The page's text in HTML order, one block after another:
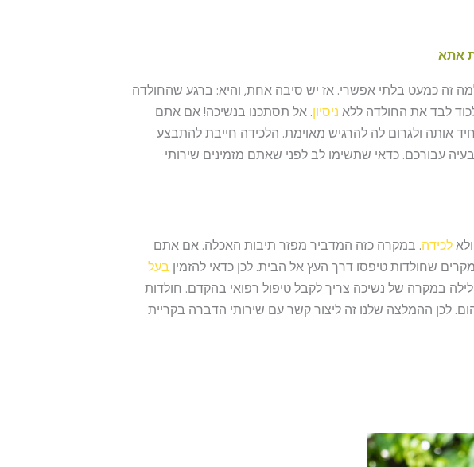
אתא
זה כמעט בלתי אפשרי. אז יש סיבה אחת, והיא: ברגע שהחולדה
לבד את החולדה ללא ניסיון. אל תסתכנו בנשיכה! אם אתם
אותה ולגרום לה להרגיש מאוימת. הלכידה חייבת להתבצע
עבורכם. כדאי שתשימו לב לפני שאתם מזמינים שירותי
ולאלכידה. במקרה כזה המדביר מפזר תיבות האכלה. אם אתם
שחולדות טיפסו דרך העץ אל הבית. לכן כדאי להזמין בעל
במקרה של נשיכה צריך לקבל טיפול רפואי בהקדם. חולדות
לכן ההמלצה שלנו זה ליצור קשר עם שירותי הדברה בקריית